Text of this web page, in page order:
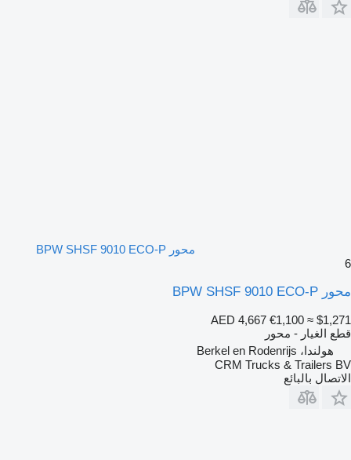
محور BPW SHSF 9010 ECO-P
6
محور BPW SHSF 9010 ECO-P
AED 4,667 €1,100 ≈ $1,271
قطع الغيار - محور
هولندا، Berkel en Rodenrijs
CRM Trucks & Trailers BV
الاتصال بالبائع